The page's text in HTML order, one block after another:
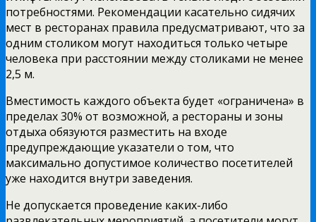
потребностями. Рекомендации касательно сидячих
мест в ресторанах правила предусматривают, что за
одним столиком могут находиться только четыре
человека при расстоянии между столиками не менее
2,5 м.
Вместимость каждого объекта будет «ограничена» в
пределах 30% от возможной, а рестораны и зоны
отдыха обязуются разместить на входе
предупреждающие указатели о том, что
максимально допустимое количество посетителей
уже находится внутри заведения.
Не допускается проведение каких-либо